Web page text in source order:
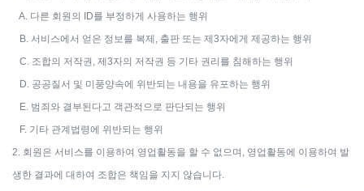
A. 다른 회원의 ID를 부정하게 사용하는 행위
B. 서비스에서 얻은 정보를 복제, 출판 또는 제3자에게 제공하는 행위
C. 조합의 저작권, 제3자의 저작권 등 기타 권리를 침해하는 행위
D. 공공질서 및 미풍양속에 위반되는 내용을 유포하는 행위
E. 범죄와 결부된다고 객관적으로 판단되는 행위
F. 기타 관계법령에 위반되는 행위
2. 회원은 서비스를 이용하여 영업활동을 할 수 없으며, 영업활동에 이용하여 발
생한 결과에 대하여 조합은 책임을 지지 않습니다.